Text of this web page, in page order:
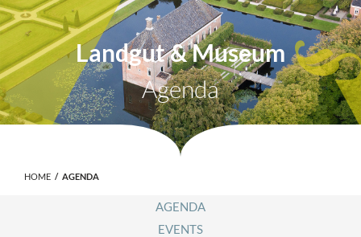
Landgut & Museum
Agenda
HOME AGENDA
AGENDA
EVENTS